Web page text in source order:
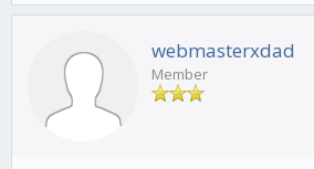
webmasterxdad
Member